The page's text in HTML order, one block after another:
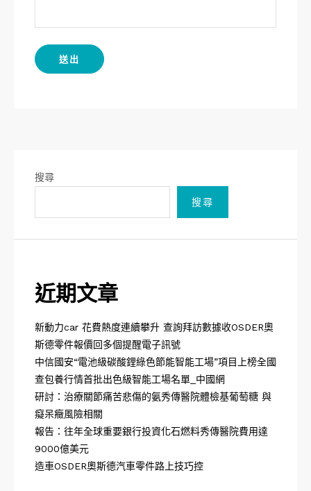
搜尋
搜尋
近期文章
新動力car 花費熱度連續攀升 查詢拜訪數據收OSDER奧
斯德零件報價回多個提醒電子訊號
中信國安“電池級碳酸鋰綠色節能智能工場”項目上榜全國
查包養行情首批出色級智能工場名單_中國網
研討：治療關節痛苦悲傷的氨秀傳醫院體檢基葡萄糖 與
癡呆癥風險相關
報告：往年全球重要銀行投資化石燃料秀傳醫院費用達
9000億美元
造車OSDER奧斯德汽車零件路上技巧控